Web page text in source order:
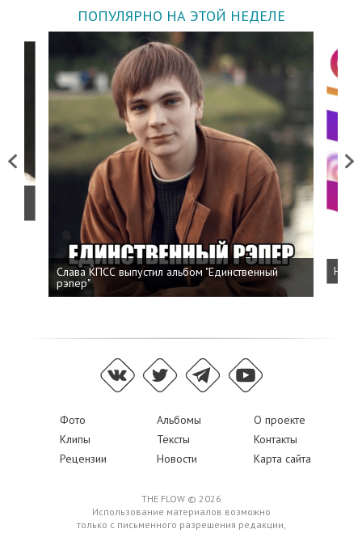
ПОПУЛЯРНО НА ЭТОЙ НЕДЕЛЕ
Previous
Слава КПСС выпустил альбом "Единственный
рэпер"
Next
Фото Альбомы
О проекте
Клипы
Тексты
Контакты
Рецензии
Новости Карта сайта
THE FLOW © 2026
Использование материалов возможно
только с письменного разрешения редакции,